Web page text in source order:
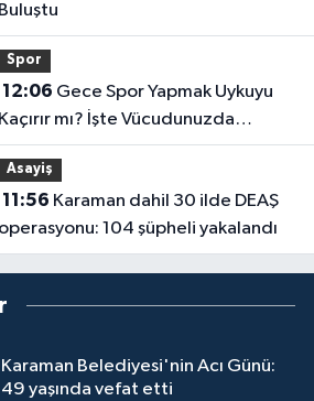
Buluştu
Spor
12:06
Kaçırır mı? İşte Vücudunuzda
Asayiş
11:56
operasyonu: 104 şüpheli yakalandı
Karaman Belediyesi'nin Acı Günü:
49 yaşında vefat etti